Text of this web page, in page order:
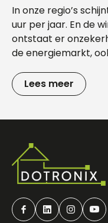
In onze regio’s
uur per jaar. En de
ontstaat er
de energiemarkt,
Lees meer
Facebook
Linkedin